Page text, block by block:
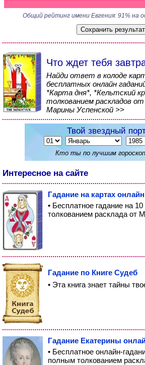
Общий рейтинг имени Евгения: 91% на
Что ждет тебя
Найди ответ в колоде
бесплатных онлайн
*Карта дня*, *Кельтский
толкованием раскладов
Марины Успенской >>
Твой звездный
Кто ты по лучшим
Интересное на сайте
Гадание на картах онлайн
• Бесплатное гадание на
толкованием расклада от
Гадание по Книге Судеб
• Эта книга знает тайны
Гадание Екатерины
• Бесплатное онлайн-
полным толкованием